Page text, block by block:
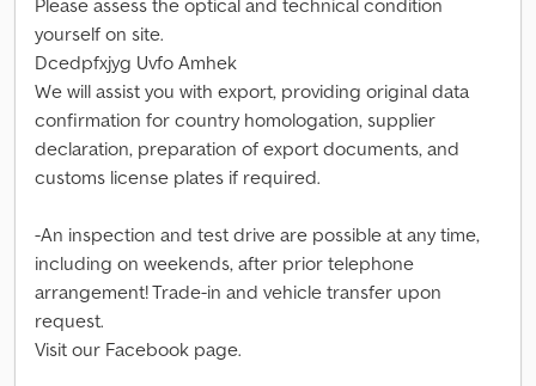
Please assess the optical and technical condition
yourself on site.
Dcedpfxjyg Uvfo Amhek
We will assist you with export, providing original data
confirmation for country homologation, supplier
declaration, preparation of export documents, and
customs license plates if required.
-An inspection and test drive are possible at any time,
including on weekends, after prior telephone
arrangement! Trade-in and vehicle transfer upon
request.
Visit our Facebook page.